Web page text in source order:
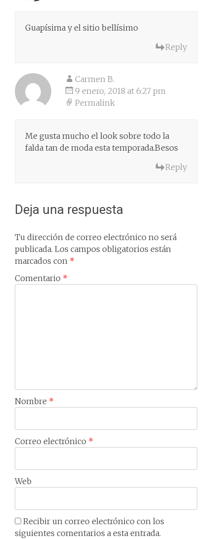
Guapísima y el sitio bellísimo
Reply
Carmen B.
9 enero, 2018 at 6:27 pm
Permalink
Me gusta mucho el look sobre todo la
falda tan de moda esta temporada.Besos
Reply
Deja una respuesta
Tu dirección de correo electrónico no será
publicada. Los campos obligatorios están
marcados con *
Comentario *
Nombre *
Correo electrónico *
Web
Recibir un correo electrónico con los
siguientes comentarios a esta entrada.